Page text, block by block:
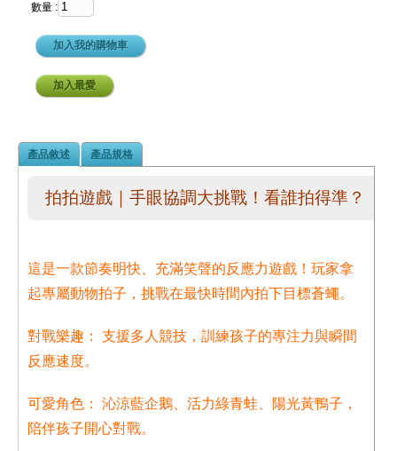
數量 :
加入我的購物車
加入最愛
產品敘述 產品規格
拍拍遊戲｜手眼協調大挑戰！看誰拍得準？
這是一款節奏明快、充滿笑聲的反應力遊戲！玩家拿
起專屬動物拍子，挑戰在最快時間內拍下目標蒼蠅。
對戰樂趣： 支援多人競技，訓練孩子的專注力與瞬間
反應速度。
可愛角色： 沁涼藍企鵝、活力綠青蛙、陽光黃鴨子，
陪伴孩子開心對戰。